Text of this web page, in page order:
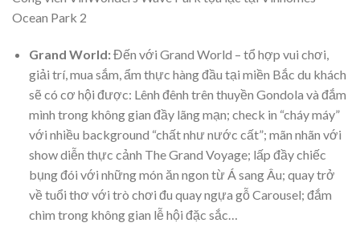
Ocean Park 2
Grand World:Đến với Grand World – tổ hợp vui chơi,
giải trí, mua sắm, ẩm thực hàng đầu tại miền Bắc du khách
sẽ có cơ hội được: Lênh đênh trên thuyền Gondola và đắm
mình trong không gian đầy lãng mạn; check in “cháy máy”
với nhiều background “chất như nước cất”; mãn nhãn với
show diễn thực cảnh The Grand Voyage; lấp đầy chiếc
bụng đói với những món ăn ngon từ Á sang Âu; quay trở
về tuổi thơ với trò chơi đu quay ngựa gỗ Carousel; đắm
chìm trong không gian lễ hội đặc sắc…